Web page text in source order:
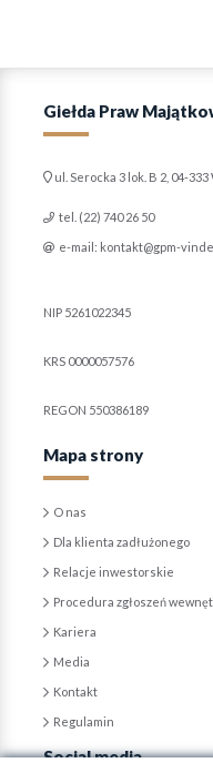
Giełda Praw
ul. Serocka 3 lok. B 2, 04-
tel. (22) 740 26 50
e-mail: kontakt@gpm-
NIP 5261022345
KRS 0000057576
REGON 550386189
Mapa strony
O nas
Dla klienta zadłużonego
Relacje inwestorskie
Procedura zgłoszeń
Kariera
Media
Kontakt
Regulamin
Social media